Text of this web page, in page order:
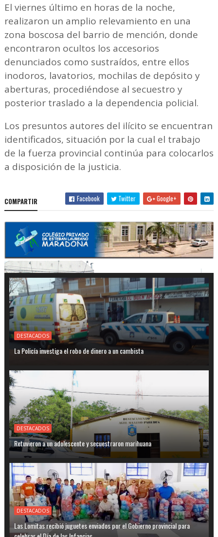
El viernes último en horas de la noche,
realizaron un amplio relevamiento en una
zona boscosa del barrio de mención, donde
encontraron ocultos los accesorios
denunciados como sustraídos, entre ellos
inodoros, lavatorios, mochilas de depósito y
aberturas, procediéndose al secuestro y
posterior traslado a la dependencia policial.
Los presuntos autores del ilícito se encuentran
identificados, situación por la cual el trabajo
de la fuerza provincial continúa para colocarlos
a disposición de la justicia.
COMPARTIR Facebook Twitter Google+
DESTACADOS
La Policía investiga el robo de dinero a un cambista
DESTACADOS
Retuvieron a un adolescente y secuestraron marihuana
DESTACADOS
Las Lomitas recibió juguetes enviados por el Gobierno provincial para